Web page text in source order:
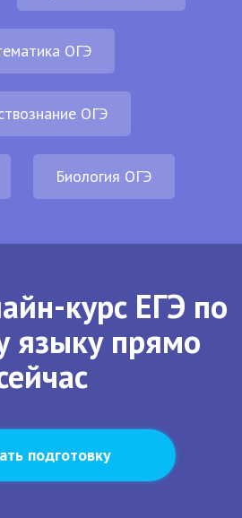
ОГЭ
ОГЭ
Биология ОГЭ
курс ЕГЭ по
языку прямо
подготовку